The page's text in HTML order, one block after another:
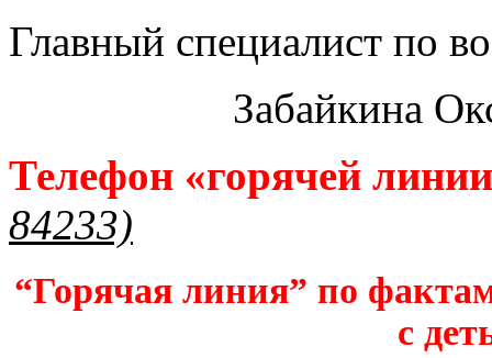
Главный специалист по
Забайкина
Телефон «горячей
84233)
“Горячая линия” по
с